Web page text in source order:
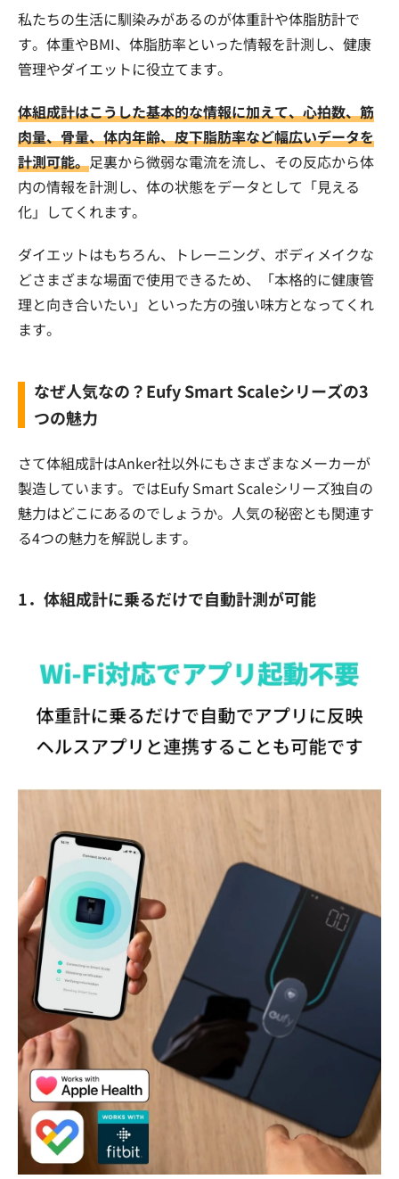
私たちの生活に馴染みがあるのが体重計や体脂肪計で
す。体重やBMI、体脂肪率といった情報を計測し、健康
管理やダイエットに役立てます。
体組成計はこうした基本的な情報に加えて、心拍数、筋
肉量、骨量、体内年齢、皮下脂肪率など幅広いデータを
計測可能。足裏から微弱な電流を流し、その反応から体
内の情報を計測し、体の状態をデータとして「見える
化」してくれます。
ダイエットはもちろん、トレーニング、ボディメイクな
どさまざまな場面で使用できるため、「本格的に健康管
理と向き合いたい」といった方の強い味方となってくれ
ます。
なぜ人気なの？Eufy Smart Scaleシリーズの3
つの魅力
さて体組成計はAnker社以外にもさまざまなメーカーが
製造しています。ではEufy Smart Scaleシリーズ独自の
魅力はどこにあるのでしょうか。人気の秘密とも関連す
る4つの魅力を解説します。
1．体組成計に乗るだけで自動計測が可能